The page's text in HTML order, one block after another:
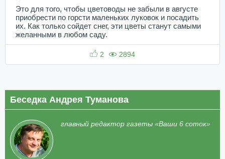
Это для того, чтобы цветоводы не забыли в августе
приобрести по горсти маленьких луковок и посадить
их. Как только сойдет снег, эти цветы станут самыми
желанными в любом саду.
2 2894
Беседка Андрея Туманова
главный редактор газеты «Ваши 6 соток»